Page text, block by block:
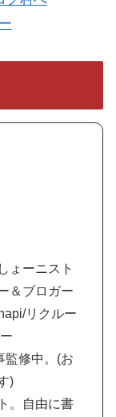
ょーニスト
＆ブロガー
リクルー
監修中。(お
)
。自由に書